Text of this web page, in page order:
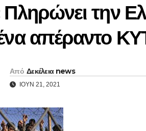
την
απέραντο
Από Δεκέλεια news
ΙΟΎΝ 21, 2021